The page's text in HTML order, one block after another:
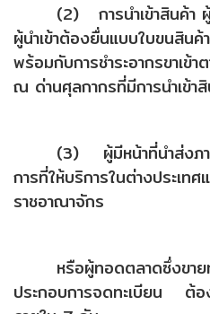
(2) การนำเข้าสินค้า
ผู้นำเข้าต้องยื่นแบบใบขนสินค้า
พร้อมกับการชำระอากรขาเข้
ณ ด่านศุลกากรที่มีการนำเข้า
(3) ผู้มีหน้าที่นำส่งภ
การที่ให้บริการในต่างประเท
ราชอาณาจักร
หรือผู้ทอดตลาดซึ่งขา
ประกอบการจดทะเบียน ต้อ